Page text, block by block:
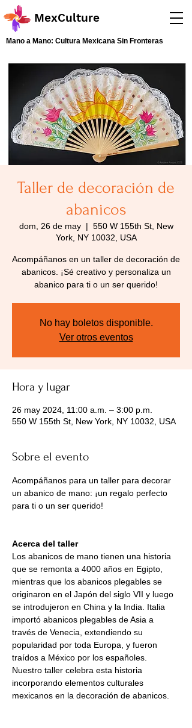
MexCulture
Mano a Mano: Cultura Mexicana Sin Fronteras
Taller de decoración de
abanicos
dom, 26 de may
  |
550 W 155th St, New
York, NY 10032, USA
Acompáñanos en un taller de decoración de
abanicos. ¡Sé creativo y personaliza un
abanico para ti o un ser querido!
No hay boletos disponible.
Ver otros eventos
Hora y lugar
26 may 2024, 11:00 a.m. – 3:00 p.m.
550 W 155th St, New York, NY 10032, USA
Sobre el evento
Acompáñanos para un taller para decorar
un abanico de mano: ¡un regalo perfecto
para ti o un ser querido!
Acerca del taller
Los abanicos de mano tienen una historia
que se remonta a 4000 años en Egipto,
mientras que los abanicos plegables se
originaron en el Japón del siglo VII y luego
se introdujeron en China y la India. Italia
importó abanicos plegables de Asia a
través de Venecia, extendiendo su
popularidad por toda Europa, y fueron
traídos a México por los españoles.
Nuestro taller celebra esta historia
incorporando elementos culturales
mexicanos en la decoración de abanicos.